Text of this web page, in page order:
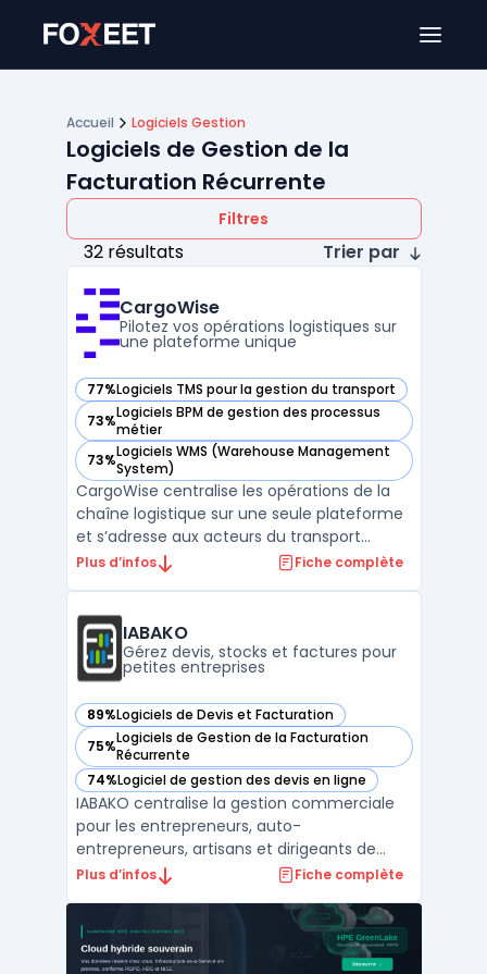
Accueil Logiciels Gestion
Logiciels de Gestion de la
Facturation Récurrente
Filtres
32 résultats Trier par
CargoWise
Pilotez vos opérations logistiques sur
une plateforme unique
77%Logiciels TMS pour la gestion du transport
— voir CargoWise dans cette catégorie
73%Logiciels BPM de gestion des processus
métier
— voir CargoWise dans cette catégorie
73%Logiciels WMS (Warehouse Management
System)
— voir CargoWise dans cette catégorie
CargoWise centralise les opérations de la
chaîne logistique sur une seule plateforme
et s’adresse aux acteurs du transport
international. Dans un contexte où la
exigent une coordination, CargoWise relie
les différents do ...
Plus d’infos Fiche complète
IABAKO
Gérez devis, stocks et factures pour
petites entreprises
89%Logiciels de Devis et Facturation
— voir IABAKO dans cette catégorie
75%Logiciels de Gestion de la Facturation
Récurrente
— voir IABAKO dans cette catégorie
74%Logiciel de gestion des devis en ligne
— voir IABAKO dans cette catégorie
IABAKO centralise la gestion commerciale
pour les entrepreneurs, auto-
entrepreneurs, artisans et dirigeants de
petites entreprises. Ce logiciel propose une
la gestion des commandes, la facturation
électronique, le suivi des achats et la
gestion des stocks. ...
Plus d’infos Fiche complète